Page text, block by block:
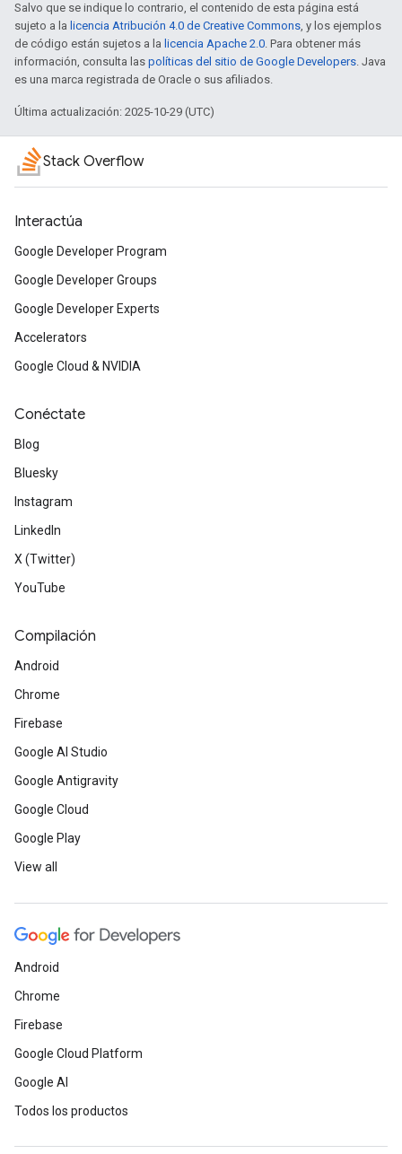
Salvo que se indique lo contrario, el contenido de esta página está
sujeto a la licencia Atribución 4.0 de Creative Commons, y los ejemplos
de código están sujetos a la licencia Apache 2.0. Para obtener más
información, consulta las políticas del sitio de Google Developers. Java
es una marca registrada de Oracle o sus afiliados.
Última actualización: 2025-10-29 (UTC)
Stack Overflow
Interactúa
Google Developer Program
Google Developer Groups
Google Developer Experts
Accelerators
Google Cloud & NVIDIA
Conéctate
Blog
Bluesky
Instagram
LinkedIn
X (Twitter)
YouTube
Compilación
Android
Chrome
Firebase
Google AI Studio
Google Antigravity
Google Cloud
Google Play
View all
Android
Chrome
Firebase
Google Cloud Platform
Google AI
Todos los productos